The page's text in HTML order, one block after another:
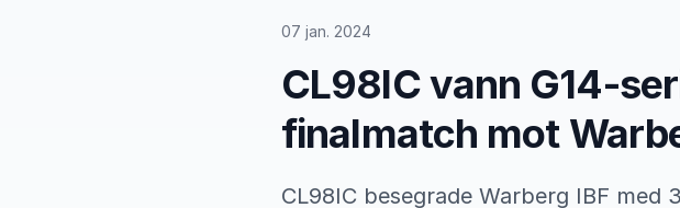
07 jan. 2024
CL98IC vann G14-
finalmatch mot
CL98IC besegrade Warberg IBF med